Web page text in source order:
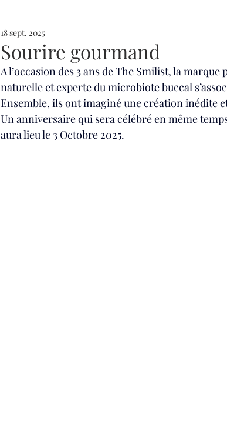
Sourire gourmand
18 sept. 2025
A l’occasion des 3 ans de The Smilist, la
naturelle et experte du microbiote buccal
Ensemble, ils ont imaginé une création inédite
Un anniversaire qui sera célébré en même
aura lieu le 3 Octobre 2025.